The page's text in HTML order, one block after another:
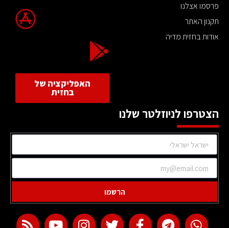
פרסמו אצלנו
תקנון האתר
אודות בחזית מדיה
האפליקציה של
בחזית
הצטרפו לניוזלטר שלנו
הרשמו